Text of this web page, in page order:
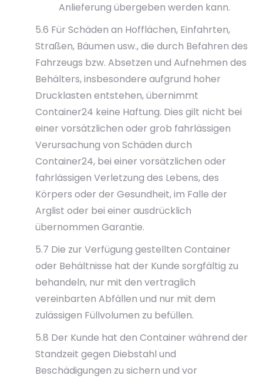
Anlieferung übergeben werden kann.
5.6 Für Schäden an Hofflächen, Einfahrten,
Straßen, Bäumen usw., die durch Befahren des
Fahrzeugs bzw. Absetzen und Aufnehmen des
Behälters, insbesondere aufgrund hoher
Drucklasten entstehen, übernimmt
Container24 keine Haftung. Dies gilt nicht bei
einer vorsätzlichen oder grob fahrlässigen
Verursachung von Schäden durch
Container24, bei einer vorsätzlichen oder
fahrlässigen Verletzung des Lebens, des
Körpers oder der Gesundheit, im Falle der
Arglist oder bei einer ausdrücklich
übernommen Garantie.
5.7 Die zur Verfügung gestellten Container
oder Behältnisse hat der Kunde sorgfältig zu
behandeln, nur mit den vertraglich
vereinbarten Abfällen und nur mit dem
zulässigen Füllvolumen zu befüllen.
5.8 Der Kunde hat den Container während der
Standzeit gegen Diebstahl und
Beschädigungen zu sichern und vor